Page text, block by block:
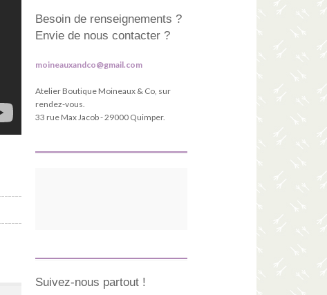
Besoin de renseignements ?
Envie de nous contacter ?
moineauxandco@gmail.com
Atelier Boutique Moineaux & Co, sur
rendez-vous.
33 rue Max Jacob - 29000 Quimper.
Suivez-nous partout !